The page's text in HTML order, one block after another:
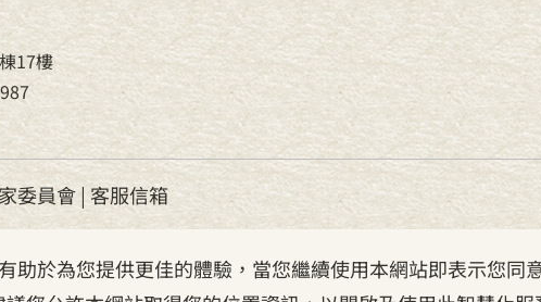
於為您提供更佳的體驗，當您繼續使用本網站即表示您同
17樓
委員會| 客服信箱